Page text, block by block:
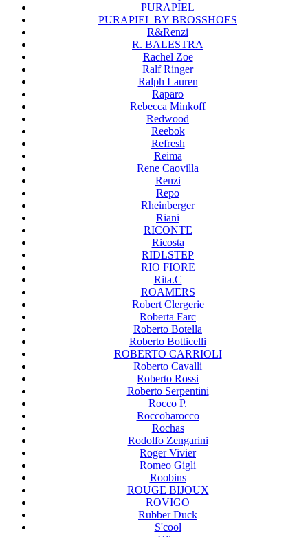
PURAPIEL
PURAPIEL BY BROSSHOES
R&Renzi
R. BALESTRA
Rachel Zoe
Ralf Ringer
Ralph Lauren
Raparo
Rebecca Minkoff
Redwood
Reebok
Refresh
Reima
Rene Caovilla
Renzi
Repo
Rheinberger
Riani
RICONTE
Ricosta
RIDLSTEP
RIO FIORE
Rita.C
ROAMERS
Robert Clergerie
Roberta Farc
Roberto Botella
Roberto Botticelli
ROBERTO CARRIOLI
Roberto Cavalli
Roberto Rossi
Roberto Serpentini
Rocco P.
Roccobarocco
Rochas
Rodolfo Zengarini
Roger Vivier
Romeo Gigli
Roobins
ROUGE BIJOUX
ROVIGO
Rubber Duck
S'cool